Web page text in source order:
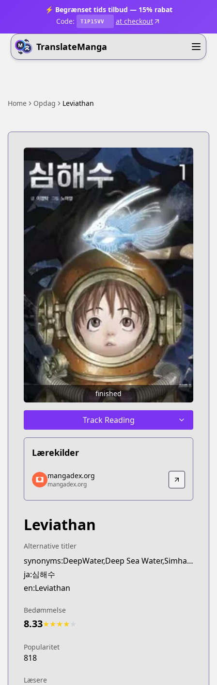
⚡ Begrænset tids tilbud — 15% rabat
Code:
T1P15VV at checkout
TranslateManga
Home Opdag Leviathan
finished
Track Reading
Lærekilder
mangadex.org
mangadex.org
https://mangadex.org/title/274a8e39-71a8-4bd2-
mangadex.org
mangadex.org
Leviathan
Alternative titler
synonyms:DeepWater,Deep Sea Water,Simhaesu
ja:심해수
en:Leviathan
Bedømmelse
8.33★★★★
Popularitet
818
Læsere